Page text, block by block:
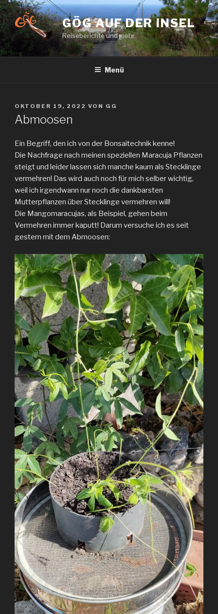
Zum
Inhalt
springen
GÖG AUF DER INSEL
Reiseberichte und mehr.
Menü
VERÖFFENTLICHT
AM
OKTOBER 19, 2022 VON GG
Abmoosen
Ein Begriff, den ich von der Bonsaitechnik kenne!
Die Nachfrage nach meinen speziellen Maracuja Pflanzen
steigt und leider lassen sich manche kaum als Stecklinge
vermehren! Das wird auch noch für mich selber wichtig,
weil ich irgendwann nur noch die dankbarsten
Mutterpflanzen über Stecklinge vermehren will!
Die Mangomaracujas, als Beispiel, gehen beim
Vermehren immer kaputt! Darum versuche ich es seit
gestern mit dem Abmoosen: